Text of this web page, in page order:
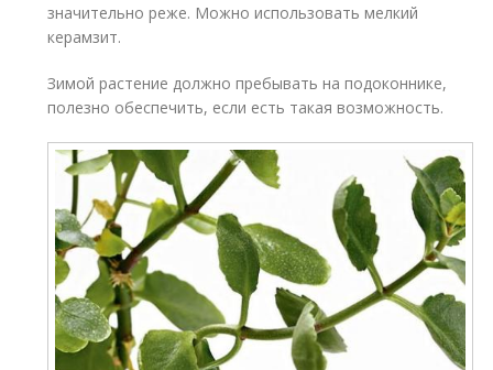
значительно реже. Можно использовать мелкий
керамзит.
Зимой растение должно пребывать на подоконнике,
полезно обеспечить, если есть такая возможность.